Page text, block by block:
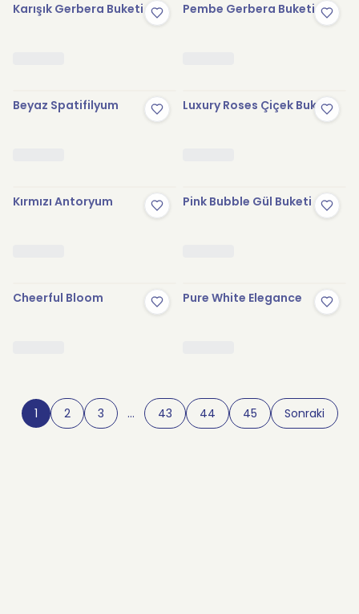
Karışık Gerbera Buketi Pembe Gerbera Buketi
Beyaz Spatifilyum Luxury Roses Çiçek Buketi
Kırmızı Antoryum Pink Bubble Gül Buketi
Cheerful Bloom Pure White Elegance
1 2 3 … 43 44 45 Sonraki